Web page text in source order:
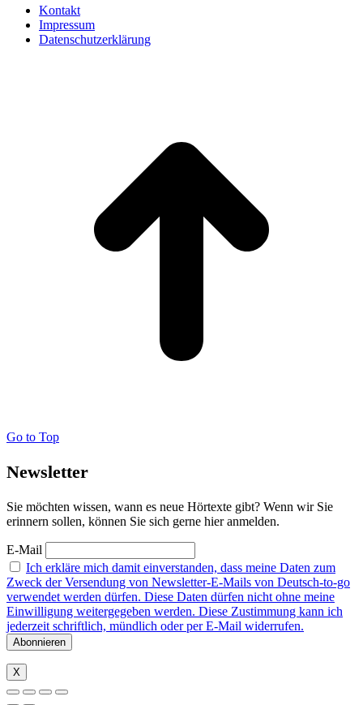
Kontakt
Impressum
Datenschutzerklärung
Go to Top
Newsletter
Sie möchten wissen, wann es neue Hörtexte gibt? Wenn wir Sie
erinnern sollen, können Sie sich gerne hier anmelden.
E-Mail
Ich erkläre mich damit einverstanden, dass meine Daten zum
Zweck der Versendung von Newsletter-E-Mails von Deutsch-to-go
verwendet werden dürfen. Diese Daten dürfen nicht ohne meine
Einwilligung weitergegeben werden. Diese Zustimmung kann ich
jederzeit schriftlich, mündlich oder per E-Mail widerrufen.
X